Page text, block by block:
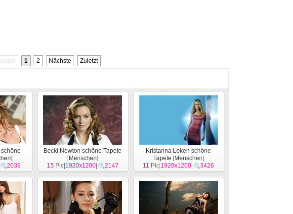
1 2 Nächste Zuletzt
]
2039
Becki Newton schöne Tapete
[Menschen]
15Pic| 1920x1200| 2147
Kristanna Loken schöne
Tapete [Menschen]
11 Pic| 1920x1200 3426